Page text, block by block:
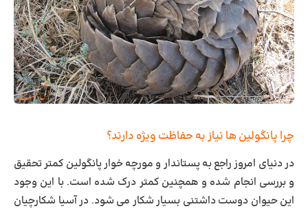
چرا پانگولین ها نیاز به حفاظت ویژه دارند؟
در دنیای امروز راجع به پستاندار و مورچه خوار پانگولین کمتر تحقیق
و بررسی انجام شده و همچنین کمتر درک شده است. با این وجود
این حیوان دوست داشتنی بسیار شکار می شود. در آسیا شکارچیان